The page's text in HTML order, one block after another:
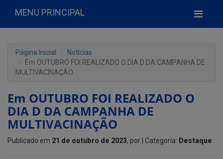
MENU PRINCIPAL
Página Inicial
Notícias
Em OUTUBRO FOI REALIZADO O DIA D DA CAMPANHA DE
MULTIVACINAÇÃO
Em OUTUBRO FOI REALIZADO O
DIA D DA CAMPANHA DE
MULTIVACINAÇÃO
Publicado em 21 de outubro de 2023, por | Categoria: Destaque